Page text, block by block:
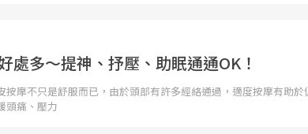
處多～提神、抒壓、助眠通通OK！
按摩不只是舒服而已，由於頭部有許多經絡通過，適度按摩有助於
頭痛、壓力
務，更是民眾了解自身健康狀況、啟
康管理的重要起點。